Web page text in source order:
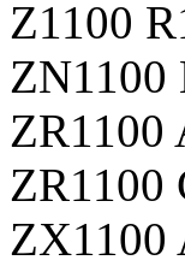
Z1100
ZN1100
ZR1100
ZR1100
ZX1100